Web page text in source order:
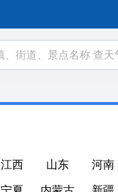
江西 山东 河南